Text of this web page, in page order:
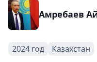
Амребаев
2024 год Казахстан